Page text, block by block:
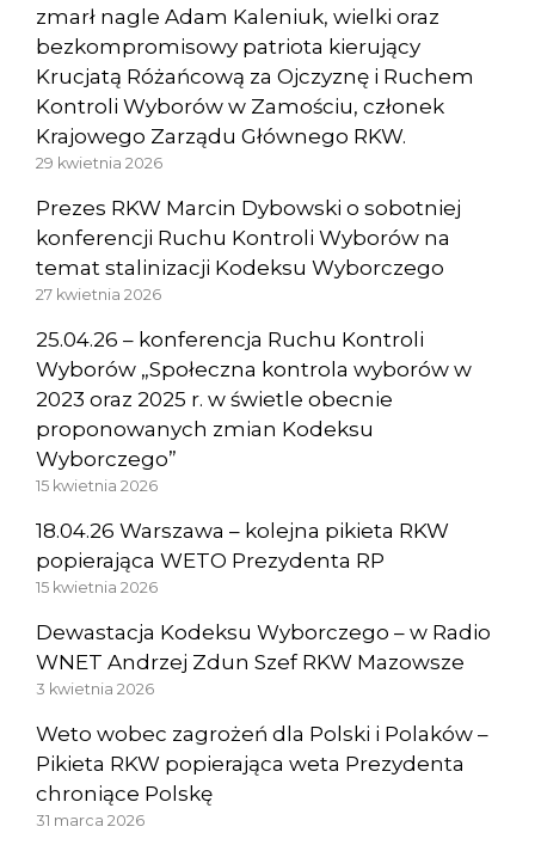
zmarł nagle Adam Kaleniuk, wielki oraz
bezkompromisowy patriota kierujący
Krucjatą Różańcową za Ojczyznę i Ruchem
Kontroli Wyborów w Zamościu, członek
Krajowego Zarządu Głównego RKW.
29 kwietnia 2026
Prezes RKW Marcin Dybowski o sobotniej
konferencji Ruchu Kontroli Wyborów na
temat stalinizacji Kodeksu Wyborczego
27 kwietnia 2026
25.04.26 – konferencja Ruchu Kontroli
Wyborów „Społeczna kontrola wyborów w
2023 oraz 2025 r. w świetle obecnie
proponowanych zmian Kodeksu
Wyborczego”
15 kwietnia 2026
18.04.26 Warszawa – kolejna pikieta RKW
popierająca WETO Prezydenta RP
15 kwietnia 2026
Dewastacja Kodeksu Wyborczego – w Radio
WNET Andrzej Zdun Szef RKW Mazowsze
3 kwietnia 2026
Weto wobec zagrożeń dla Polski i Polaków –
Pikieta RKW popierająca weta Prezydenta
chroniące Polskę
31 marca 2026